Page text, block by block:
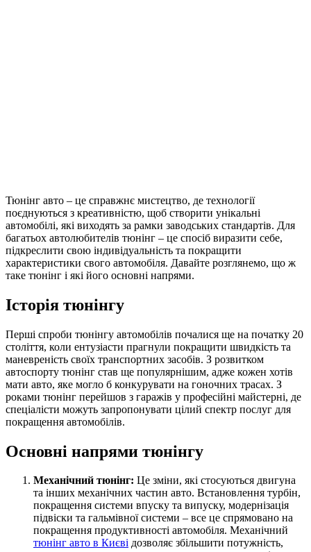
Тюнінг авто – це справжнє мистецтво, де технології
поєднуються з креативністю, щоб створити унікальні
автомобілі, які виходять за рамки заводських стандартів. Для
багатьох автолюбителів тюнінг – це спосіб виразити себе,
підкреслити свою індивідуальність та покращити
характеристики свого автомобіля. Давайте розглянемо, що ж
таке тюнінг і які його основні напрями.
Історія тюнінгу
Перші спроби тюнінгу автомобілів почалися ще на початку 20
століття, коли ентузіасти прагнули покращити швидкість та
маневреність своїх транспортних засобів. З розвитком
автоспорту тюнінг став ще популярнішим, адже кожен хотів
мати авто, яке могло б конкурувати на гоночних трасах. З
роками тюнінг перейшов з гаражів у професійні майстерні, де
спеціалісти можуть запропонувати цілий спектр послуг для
покращення автомобілів.
Основні напрями тюнінгу
Механічний тюнінг: Це зміни, які стосуються двигуна
та інших механічних частин авто. Встановлення турбін,
покращення системи впуску та випуску, модернізація
підвіски та гальмівної системи – все це спрямовано на
покращення продуктивності автомобіля. Механічний
тюнінг авто в Києві дозволяє збільшити потужність,